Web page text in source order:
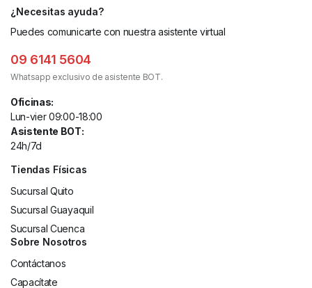
¿Necesitas ayuda?
Puedes comunicarte con nuestra asistente virtual
09 6141 5604
Whatsapp exclusivo de asistente BOT.
Oficinas:
Lun-vier 09:00-18:00
Asistente BOT:
24h/7d
Tiendas Físicas
Sucursal Quito
Sucursal Guayaquil
Sucursal Cuenca
Sobre Nosotros
Contáctanos
Capacítate